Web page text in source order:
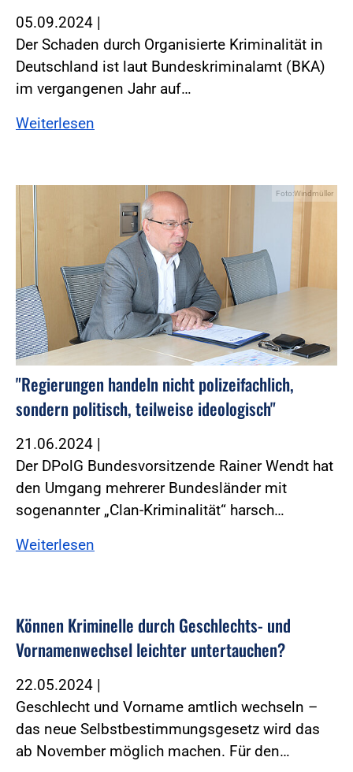
05.09.2024 |
Der Schaden durch Organisierte Kriminalität in
Deutschland ist laut Bundeskriminalamt (BKA)
im vergangenen Jahr auf…
Weiterlesen
Foto:Windmüller
"Regierungen handeln nicht polizeifachlich,
sondern politisch, teilweise ideologisch"
21.06.2024 |
Der DPolG Bundesvorsitzende Rainer Wendt hat
den Umgang mehrerer Bundesländer mit
sogenannter „Clan-Kriminalität“ harsch…
Weiterlesen
Können Kriminelle durch Geschlechts- und
Vornamenwechsel leichter untertauchen?
22.05.2024 |
Geschlecht und Vorname amtlich wechseln –
das neue Selbstbestimmungsgesetz wird das
ab November möglich machen. Für den…